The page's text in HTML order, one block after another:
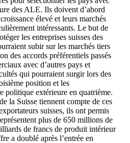
des ALE. Ils doivent d’abord
élevé et leurs marchés
intéressants. Le but de
les entreprises suisses des
subir sur les marchés tiers
des accords préférentiels passés
avec d’autres pays et
qui pourraient surgir lors des
position et les
politique extérieure en quatrième.
la Suisse tiennent compte de ces
suisses, ils ont permis
plus de 650 millions de
de francs de produit intérieur
a doublé après l’entrée en